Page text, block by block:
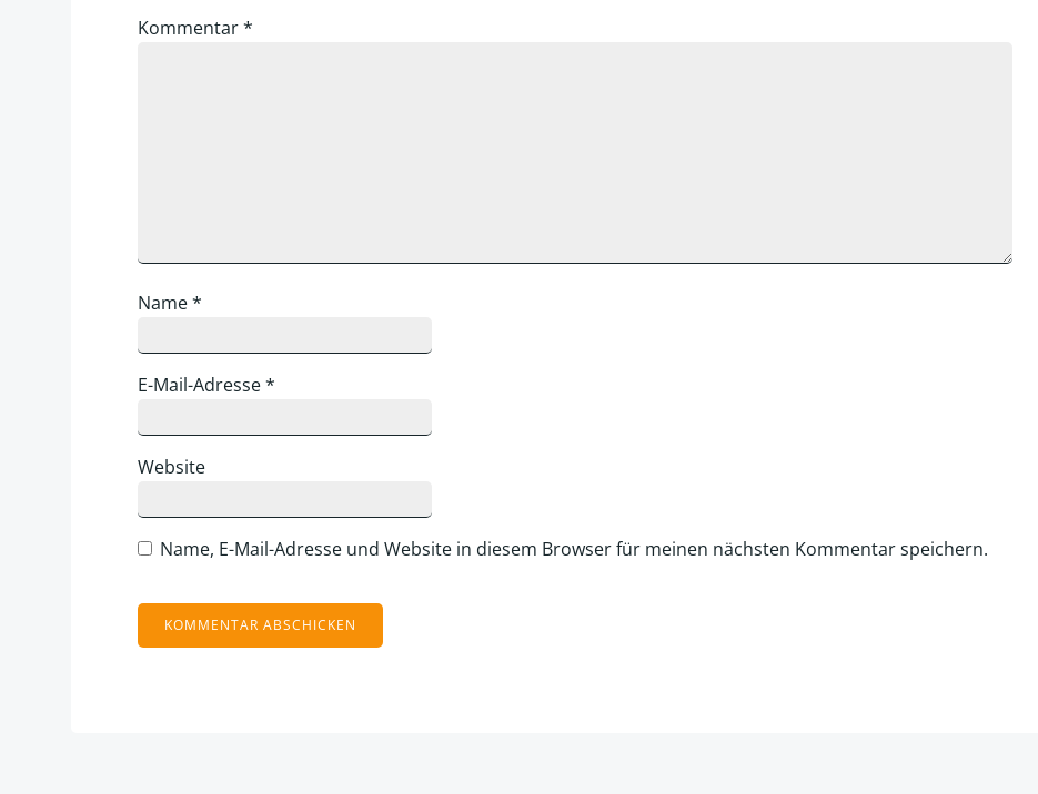
Kommentar*
Name*
E-Mail-Adresse*
Website
Name, E-Mail-Adresse und Website in diesem Browser für meinen nächsten Kommentar speichern.